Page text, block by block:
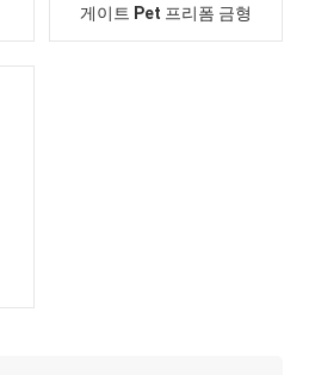
게이트 Pet 프리폼 금형